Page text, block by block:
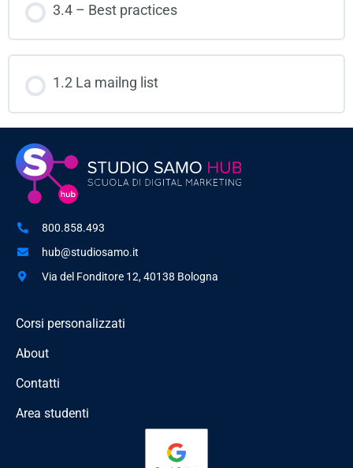
3.4 – Best practices
1.2 La mailng list
800.858.493
hub@studiosamo.it
Via del Fonditore 12, 40138 Bologna
Corsi personalizzati
About
Contatti
Area studenti